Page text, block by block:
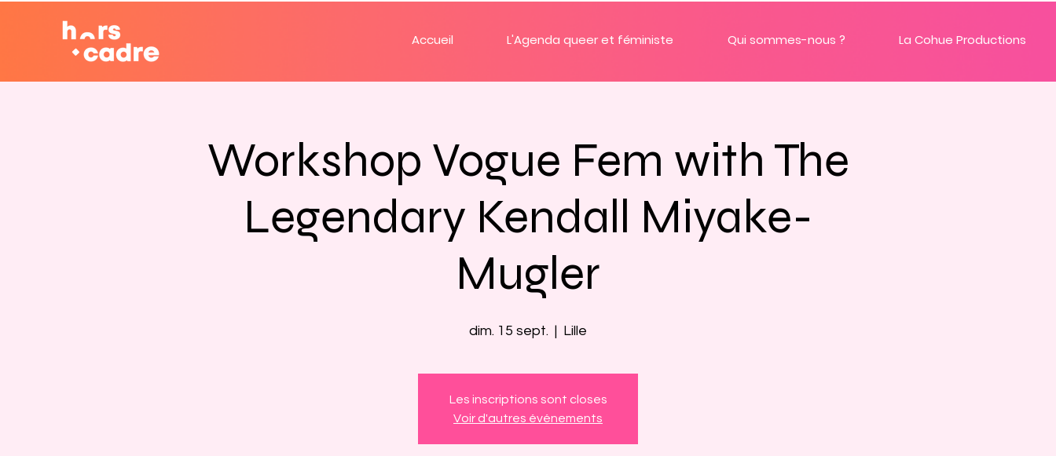
Accueil L'Agenda queer et féministe Qui sommes-nous ? La Cohue Productions
Workshop Vogue Fem with The
Legendary Kendall Miyake-
Mugler
dim. 15 sept.
  |
Lille
Les inscriptions sont closes
Voir d'autres événements